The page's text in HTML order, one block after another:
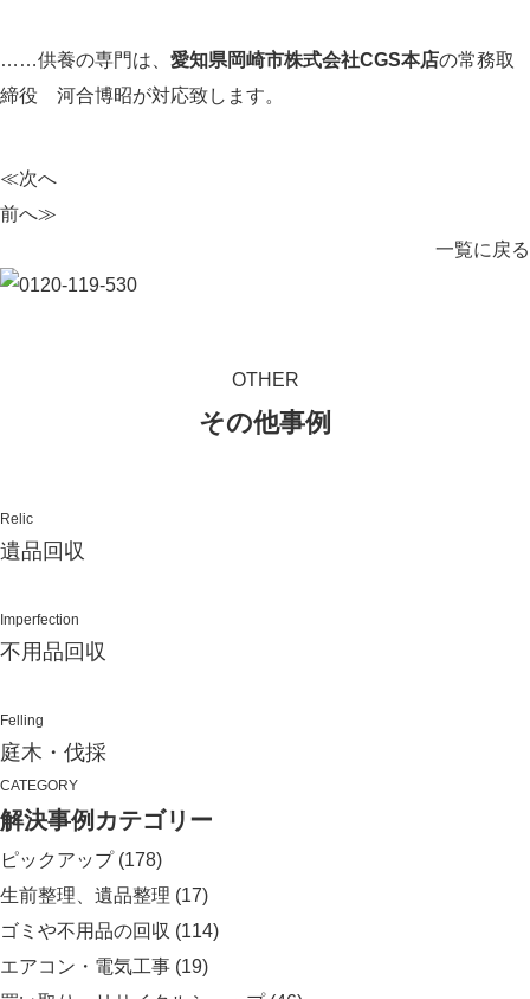
……供養の専門は、 愛知県岡崎市株式会社CGS本店の常務取
締役 河合博昭が対応致します。
≪次へ
前へ≫
一覧に戻る
OTHER
その他事例
Relic
遺品回収
Imperfection
不用品回収
Felling
庭木・伐採
CATEGORY
解決事例カテゴリー
ピックアップ(178)
生前整理、遺品整理 (17)
ゴミや不用品の回収 (114)
エアコン・電気工事 (19)